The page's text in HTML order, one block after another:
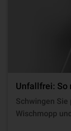
Unfallfrei: So
Schwingen
Wischmopp